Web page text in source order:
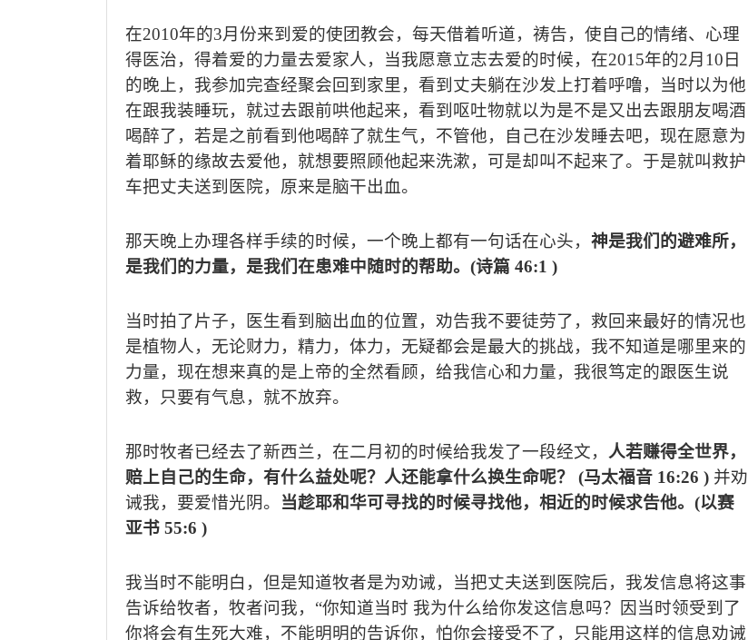
在2010年的3月份来到爱的使团教会，每天借着听道，祷告，使自己的情绪、心理
得医治，得着爱的力量去爱家人，当我愿意立志去爱的时候，在2015年的2月 10 日
的晚上，我参加完查经聚会回到家里，看到丈夫躺在沙发上打着呼噜，当时以为他
在跟我装睡玩，就过去跟前哄他起来，看到呕吐物就以为是不是又出去跟朋友喝酒
喝醉了，若是之前看到他喝醉了就生气，不管他，自己在沙发睡去吧，现在愿意为
着耶稣的缘故去爱他，就想要照顾他起来洗漱，可是却叫不起来了。于是就叫救护
车把丈夫送到医院，原来是脑干出血。
那天晚上办理各样手续的时候，一个晚上都有一句话在心头， 神是我们的避难所，
是我们的力量，是我们在患难中随时的帮助。 (诗篇 46:1 )
当时拍了片子，医生看到脑出血的位置，劝告我不要徒劳了，救回来最好的情况也
是植物人，无论财力，精力，体力，无疑都会是最大的挑战，我不知道是哪里来的
力量，现在想来真的是上帝的全然看顾，给我信心和力量，我很笃定的跟医生说
救，只要有气息，就不放弃。
那时牧者已经去了新西兰，在二月初的时候给我发了一段经文， 人若赚得全世界，
赔上自己的生命，有什么益处呢？人还能拿什么换生命呢？
(马太福音 16:26 ) 并劝
诫我，要爱惜光阴。 当趁耶和华可寻找的时候寻找他，相近的时候求告他。 (以赛
亚书 55:6 )
我当时不能明白，但是知道牧者是为劝诫，当把丈夫送到医院后，我发信息将这事
告诉给牧者，牧者问我，“你知道当时 我为什么给你发这信息吗？因当时领受到了
你将会有生死大难，不能明明的告诉你，怕你会接受不了，只能用这样的信息劝诫